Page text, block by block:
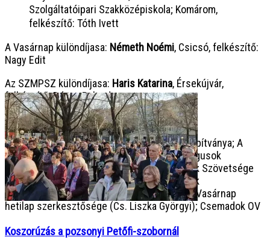
Szolgáltatóipari Szakközépiskola; Komárom,
felkészítő: Tóth Ivett
A Vasárnap különdíjasa: Németh Noémi, Csicsó, felkészítő:
Nagy Edit
Az SZMPSZ különdíjasa: Haris Katarina, Érsekújvár,
felkészítő: Dózsa Roland
Támogatóinkra idén is számíthattunk:
RATIO EDUCATIONIS – a Duna utcai MTAG alapítványa; A
VIDÉO Alapítvány; Szlovákiai Magyar Pedagógusok
Szövetsége; Szlovákiai Magyar Pedagógusok Szövetsége
Pozsony-Szenc TV; Szlovákiai Magyar Szülők
Szövetségének Duna Utcai Alapszervezete; Vasárnap
hetilap szerkesztősége (Cs. Liszka Györgyi); Csemadok OV
Koszorúzás a pozsonyi Petőfi-szobornál